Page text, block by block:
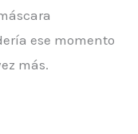
ese momento
más.